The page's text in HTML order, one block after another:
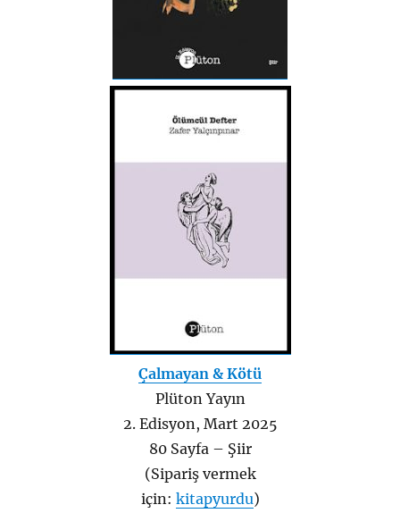
Çalmayan & Kötü
Plüton Yayın
2. Edisyon, Mart 2025
80 Sayfa – Şiir
(Sipariş vermek
için: kitapyurdu)